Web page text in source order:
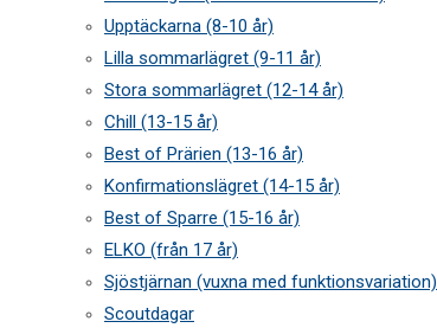
Upptäckarna (8-10 år)
Lilla sommarlägret (9-11 år)
Stora sommarlägret (12-14 år)
Chill (13-15 år)
Best of Prärien (13-16 år)
Konfirmationslägret (14-15 år)
Best of Sparre (15-16 år)
ELKO (från 17 år)
Sjöstjärnan (vuxna med funktionsvariation)
Scoutdagar